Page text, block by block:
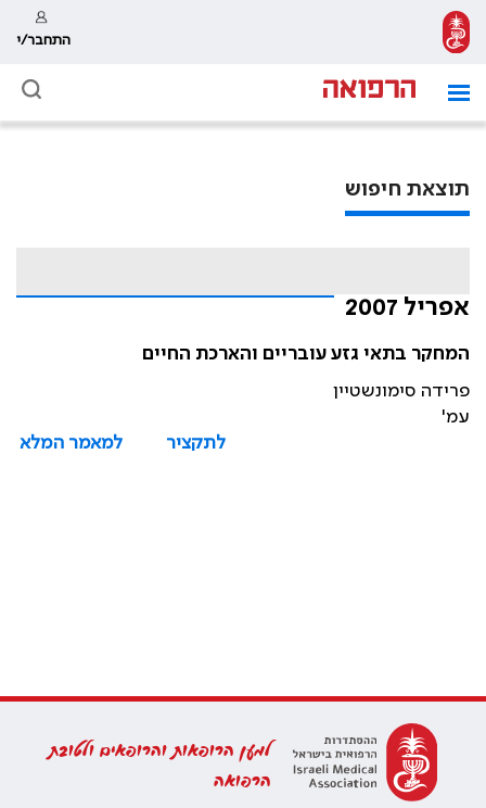
התחבר/י
תוצאת חיפוש
אפריל 2007
המחקר בתאי גזע עובריים והארכת החיים
פרידה סימונשטיין
עמ'
לתקציר
למאמר המלא
למען הרופאות והרופאים ולטובת
הרפואה